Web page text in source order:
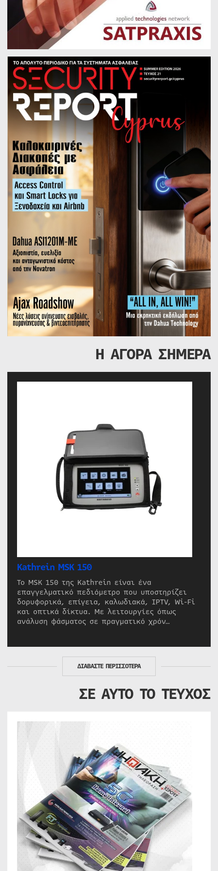
Η ΑΓΟΡΑ ΣΗΜΕΡΑ
Kathrein MSK 150
Το MSK 150 της Kathrein είναι ένα
επαγγελματικό πεδιόμετρο που υποστηρίζει
δορυφορικά, επίγεια, καλωδιακά, IPTV, Wi-Fi
και οπτικά δίκτυα. Με λειτουργίες όπως
ανάλυση φάσματος σε πραγματικό χρόν…
ΔΙΑΒΑΣΤΕ ΠΕΡΙΣΣΟΤΕΡΑ
ΣΕ ΑΥΤΟ ΤΟ ΤΕΥΧΟΣ